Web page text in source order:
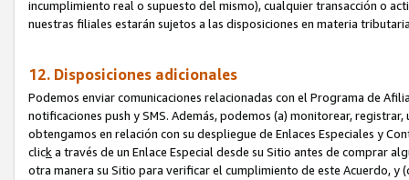
incumplimiento real o supuesto del mismo), cualquier transacción o
nuestras filiales estarán sujetos a las disposiciones en materia
12. Disposiciones adicionales
Podemos enviar comunicaciones relacionadas con el Programa de
notificaciones push y SMS. Además, podemos (a) monitorear,
obtengamos en relación con su despliegue de Enlaces Especiales y
clicka través de un Enlace Especial desde su Sitio antes de comprar
otra manera su Sitio para verificar el cumplimiento de este Acuerdo,